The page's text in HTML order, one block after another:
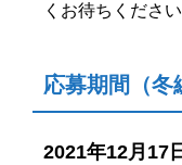
くお待ちください
応募期間（冬
2021年12月17